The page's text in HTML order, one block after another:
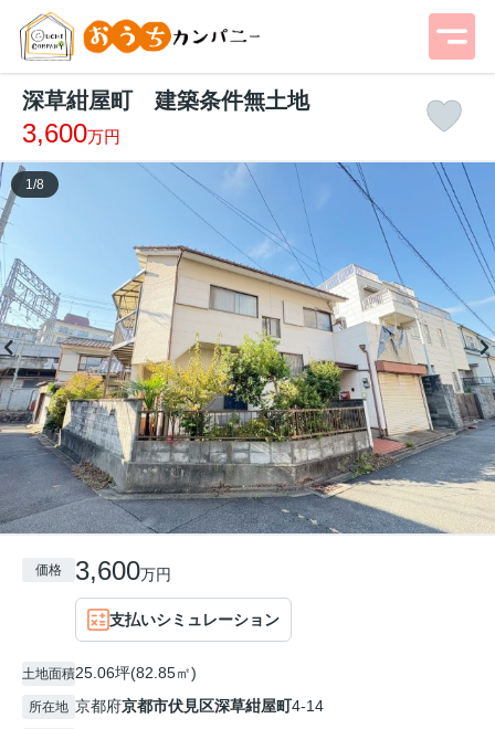
深草紺屋町 建築条件無土地
3,600万円
1 /8
価格 3,600万円
支払いシミュレーション
土地面積25.06坪(82.85㎡)
所在地 京都府京都市伏見区深草紺屋町4-14